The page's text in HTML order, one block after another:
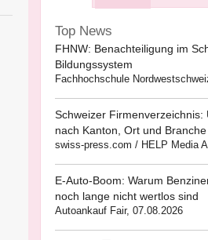
Top News
FHNW: Benachteiligung im
Bildungssystem
Fachhochschule
Schweizer Firmenverzeichnis:
nach Kanton, Ort und
swiss-press.com / HELP Media
E-Auto-Boom: Warum
noch lange nicht wertlos sind
Autoankauf Fair, 07.08.2026